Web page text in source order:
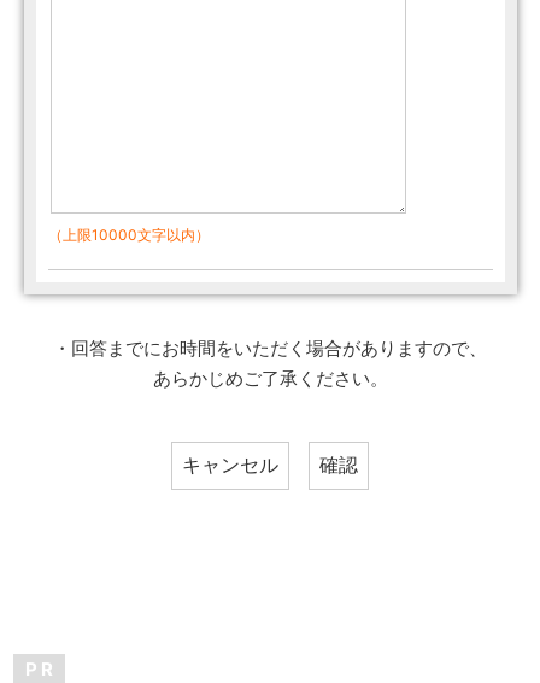
（上限10000文字以内）
・回答までにお時間をいただく場合がありますので、
あらかじめご了承ください。
P R